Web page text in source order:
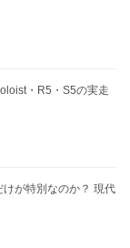
・R5・S5の実走
けが特別なのか？ 現代